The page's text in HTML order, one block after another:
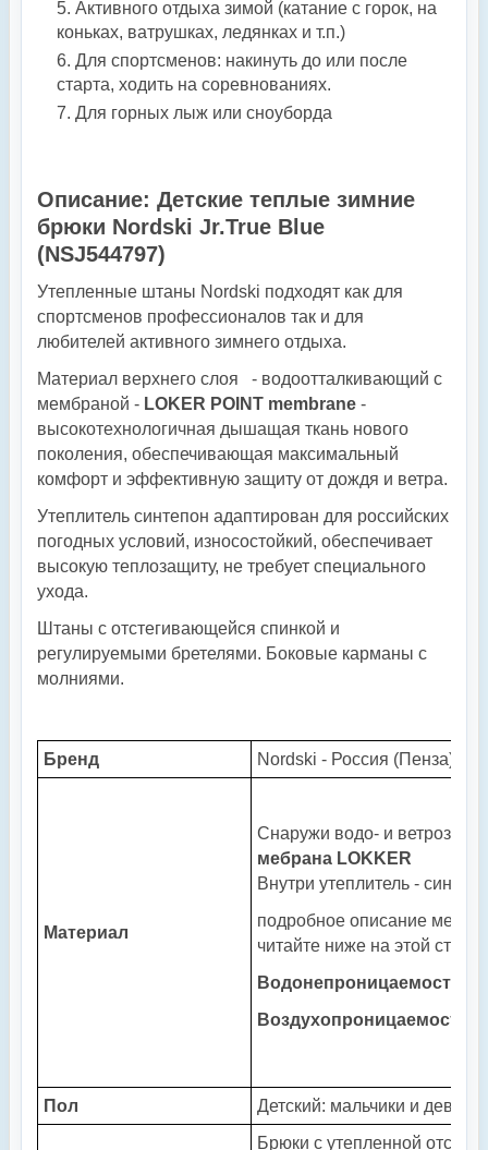
Активного отдыха зимой (катание с горок, на
коньках, ватрушках, ледянках и т.п.)
Для спортсменов: накинуть до или после
старта, ходить на соревнованиях.
Для горных лыж или сноуборда
Описание: Детские теплые зимние
брюки Nordski Jr.True Blue
(NSJ544797)
Утепленные штаны Nordski подходят как для
спортсменов профессионалов так и для
любителей активного зимнего отдыха.
Материал верхнего слоя - водоотталкивающий с
мембраной - LOKER POINT membrane -
высокотехнологичная дышащая ткань нового
поколения, обеспечивающая максимальный
комфорт и эффективную защиту от дождя и ветра.
Утеплитель синтепон адаптирован для российских
погодных условий, износостойкий, обеспечивает
высокую теплозащиту, не требует специального
ухода.
Штаны с отстегивающейся спинкой и
регулируемыми бретелями. Боковые карманы с
молниями.
Бренд Nordski - Россия (Пенза)
Материал
Снаружи водо- и
мебрана LOKKER
Внутри утеплитель -
подробное описание
читайте ниже на этой
Водонепроницаемость
Воздухопроницаемость
Пол Детский: мальчики и девочки
Брюки с утепленной